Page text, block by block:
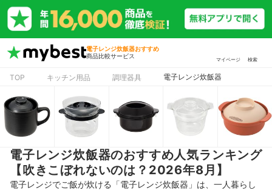
電子レンジ炊飯器おすすめ
商品比較サービス
マイページ 検索
TOP キッチン用品 調理器具 電子レンジ炊飯器
電子レンジ炊飯器のおすすめ人気ランキング
【吹きこぼれないのは？2026年8月】
電子レンジでご飯が炊ける「電子レンジ炊飯器」は、一人暮らし